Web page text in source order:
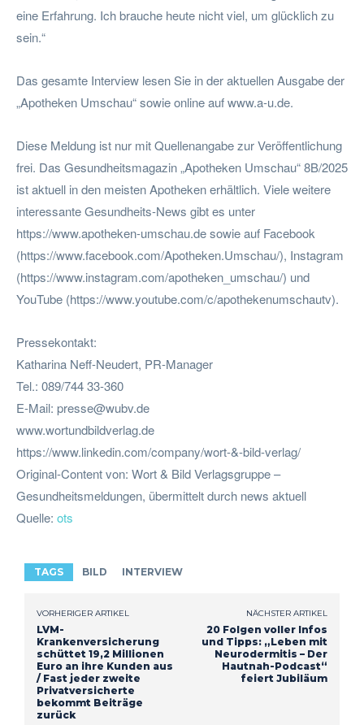
eine Erfahrung. Ich brauche heute nicht viel, um glücklich zu
sein.“
Das gesamte Interview lesen Sie in der aktuellen Ausgabe der
„Apotheken Umschau“ sowie online auf www.a-u.de.
Diese Meldung ist nur mit Quellenangabe zur Veröffentlichung
frei. Das Gesundheitsmagazin „Apotheken Umschau“ 8B/2025
ist aktuell in den meisten Apotheken erhältlich. Viele weitere
interessante Gesundheits-News gibt es unter
https://www.apotheken-umschau.de sowie auf Facebook
(https://www.facebook.com/Apotheken.Umschau/), Instagram
(https://www.instagram.com/apotheken_umschau/) und
YouTube (https://www.youtube.com/c/apothekenumschautv).
Pressekontakt:
Katharina Neff-Neudert, PR-Manager
Tel.: 089/744 33-360
E-Mail: presse@wubv.de
www.wortundbildverlag.de
https://www.linkedin.com/company/wort-&-bild-verlag/
Original-Content von: Wort & Bild Verlagsgruppe –
Gesundheitsmeldungen, übermittelt durch news aktuell
Quelle: ots
TAGS BILD INTERVIEW
VORHERIGER ARTIKEL
LVM-
Krankenversicherung
schüttet 19,2 Millionen
Euro an ihre Kunden aus
/ Fast jeder zweite
Privatversicherte
bekommt Beiträge
zurück
NÄCHSTER ARTIKEL
20 Folgen voller Infos
und Tipps: „Leben mit
Neurodermitis – Der
Hautnah-Podcast“
feiert Jubiläum